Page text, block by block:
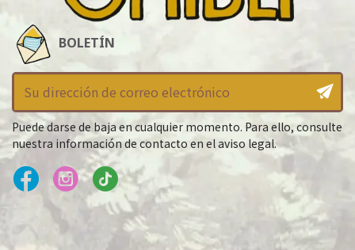
BOLETÍN
Puede darse de baja en cualquier momento. Para ello, consulte
nuestra información de contacto en el aviso legal.